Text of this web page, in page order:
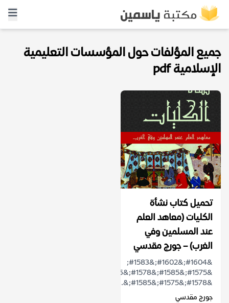
جميع المؤلفات حول المؤسسات التعليمية
الإسلامية pdf
تحميل كتاب نشأة
الكليات (معاهد العلم
عند المسلمين وفي
الغرب) – جورج مقدسي
&#1604;&#1602;&#1583;
&#1578;&#1575;&#1585;&...
جورج مقدسي